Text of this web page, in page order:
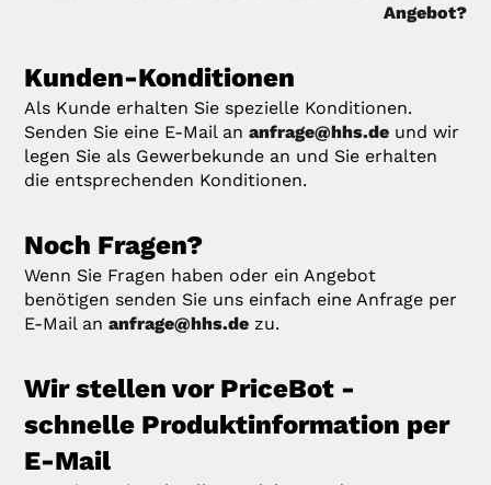
Angebot?
Kunden-Konditionen
Als Kunde erhalten Sie spezielle Konditionen.
Senden Sie eine E-Mail ananfrage@hhs.de und wir
legen Sie als Gewerbekunde an und Sie erhalten
die entsprechenden Konditionen.
Noch Fragen?
Wenn Sie Fragen haben oder ein Angebot
benötigen senden Sie uns einfach eine Anfrage per
E-Mail ananfrage@hhs.de zu.
Wir stellen vor PriceBot -
schnelle Produktinformation per
E-Mail